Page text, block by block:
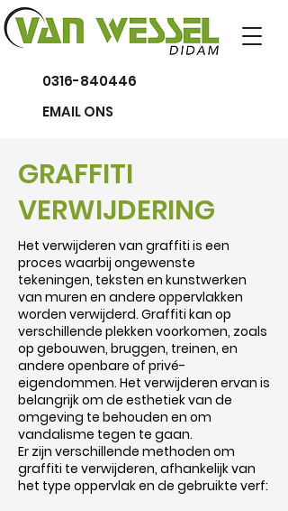
0316-840446
EMAIL ONS
GRAFFITI
VERWIJDERING
Het verwijderen van graffiti is een
proces waarbij ongewenste
tekeningen, teksten en kunstwerken
van muren en andere oppervlakken
worden verwijderd. Graffiti kan op
verschillende plekken voorkomen, zoals
op gebouwen, bruggen, treinen, en
andere openbare of privé-
eigendommen. Het verwijderen ervan is
belangrijk om de esthetiek van de
omgeving te behouden en om
vandalisme tegen te gaan.
Er zijn verschillende methoden om
graffiti te verwijderen, afhankelijk van
het type oppervlak en de gebruikte verf: